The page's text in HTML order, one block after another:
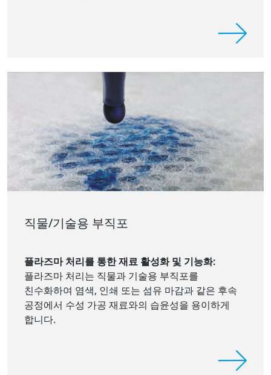
직물/기술용 부직포
플라즈마 처리를 통한 재료 활성화 및 기능화:
플라즈마 처리는 직물과 기술용 부직포를
친수화하여 염색, 인쇄 또는 섬유 마감과 같은 후속
공정에서 수성 가공 재료와의 습윤성을 용이하게
합니다.